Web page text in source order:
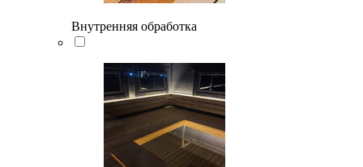
Внутренняя обработка